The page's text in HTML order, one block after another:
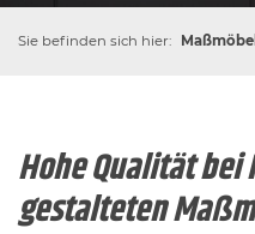
Sie befinden sich hier:
Hohe Qualität
gestalteten